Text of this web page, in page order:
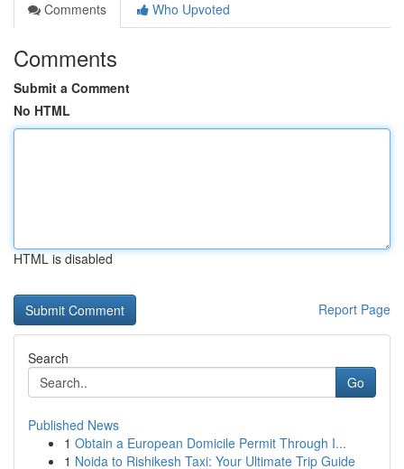
Comments
Who Upvoted
Comments
Submit a Comment
No HTML
HTML is disabled
Report Page
Search
Go
Published News
1 Obtain a European Domicile Permit Through I...
1 Noida to Rishikesh Taxi: Your Ultimate Trip Guide